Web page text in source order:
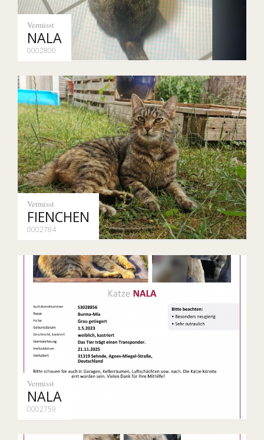
Vermisst
NALA
0002800
Vermisst
FIENCHEN
0002784
Vermisst
NALA
0002759